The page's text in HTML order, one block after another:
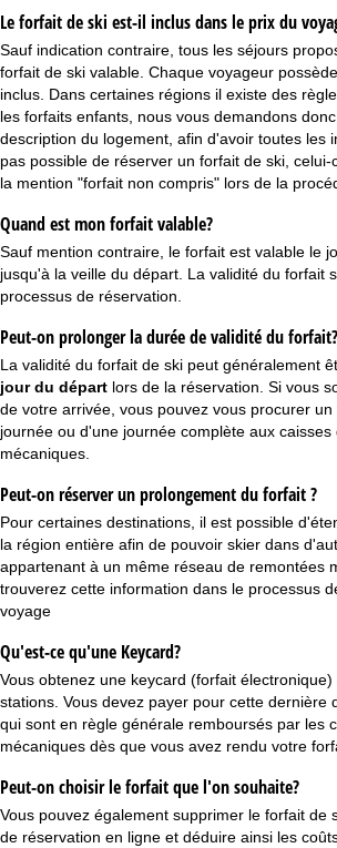
i
l
Le forfait de ski est-il inclus dans le prix du
Sauf indication contraire, tous les séjours
forfait de ski valable. Chaque voyageur
inclus. Dans certaines régions il existe des
les forfaits enfants, nous vous demandons
description du logement, afin d'avoir toutes les
pas possible de réserver un forfait de ski,
la mention "forfait non compris" lors de la
Quand est mon forfait valable?
Sauf mention contraire, le forfait est valable le
jusqu'à la veille du départ. La validité du forfait
processus de réservation.
Peut-on prolonger la durée de validité du forfait?
La validité du forfait de ski peut généralement
jour du départ lors de la réservation. Si vous
de votre arrivée, vous pouvez vous procurer
journée ou d'une journée complète aux
mécaniques.
Peut-on réserver un prolongement du forfait ?
Pour certaines destinations, il est possible
la région entière afin de pouvoir skier dans
appartenant à un même réseau de remontées
trouverez cette information dans le processus
voyage
Qu'est-ce qu'une Keycard?
Vous obtenez une keycard (forfait
stations. Vous devez payer pour cette dernière
qui sont en règle générale remboursés par les
mécaniques dès que vous avez rendu votre
Peut-on choisir le forfait que l'on souhaite?
Vous pouvez également supprimer le forfait de
de réservation en ligne et déduire ainsi les